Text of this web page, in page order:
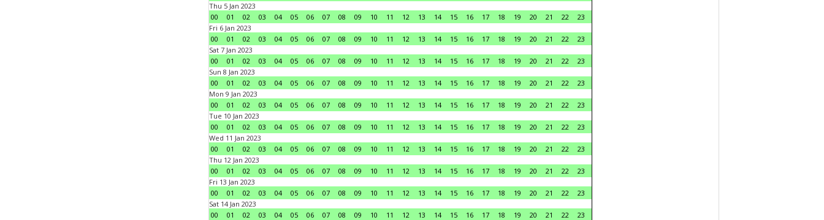
Thu 5 Jan 2023
00
01 02 03 04 05 06 07 08 09 10 11 12 13 14 15 16 17 18 19 20 21 22
23
Fri 6 Jan 2023
00
01 02 03 04 05 06 07 08 09 10 11 12 13 14 15 16 17 18 19 20 21 22
23
Sat 7 Jan 2023
00
01 02 03 04 05 06 07 08 09 10 11 12 13 14 15 16 17 18 19 20 21 22
23
Sun 8 Jan 2023
00
01 02 03 04 05 06 07 08 09 10 11 12 13 14 15 16 17 18 19 20 21 22
23
Mon 9 Jan 2023
00
01 02 03 04 05 06 07 08 09 10 11 12 13 14 15 16 17 18 19 20 21 22
23
Tue 10 Jan 2023
00
01 02 03 04 05 06 07 08 09 10 11 12 13 14 15 16 17 18 19 20 21 22
23
Wed 11 Jan 2023
00
01 02 03 04 05 06 07 08 09 10 11 12 13 14 15 16 17 18 19 20 21 22
23
Thu 12 Jan 2023
00
01 02 03 04 05 06 07 08 09 10 11 12 13 14 15 16 17 18 19 20 21 22
23
Fri 13 Jan 2023
00
01 02 03 04 05 06 07 08 09 10 11 12 13 14 15 16 17 18 19 20 21 22
23
Sat 14 Jan 2023
00
01 02 03 04 05 06 07 08 09 10 11 12 13 14 15 16 17 18 19 20 21 22
23